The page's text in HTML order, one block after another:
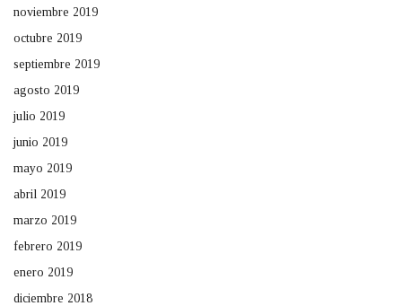
noviembre 2019
octubre 2019
septiembre 2019
agosto 2019
julio 2019
junio 2019
mayo 2019
abril 2019
marzo 2019
febrero 2019
enero 2019
diciembre 2018